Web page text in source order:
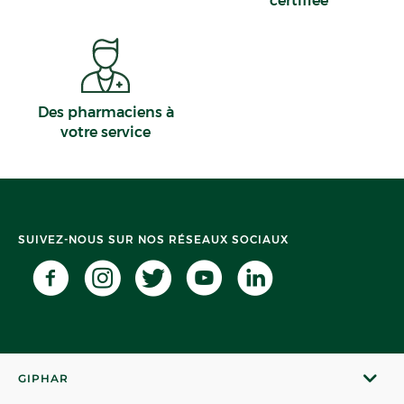
Des pharmaciens à
votre service
SUIVEZ-NOUS SUR NOS RÉSEAUX SOCIAUX
GIPHAR